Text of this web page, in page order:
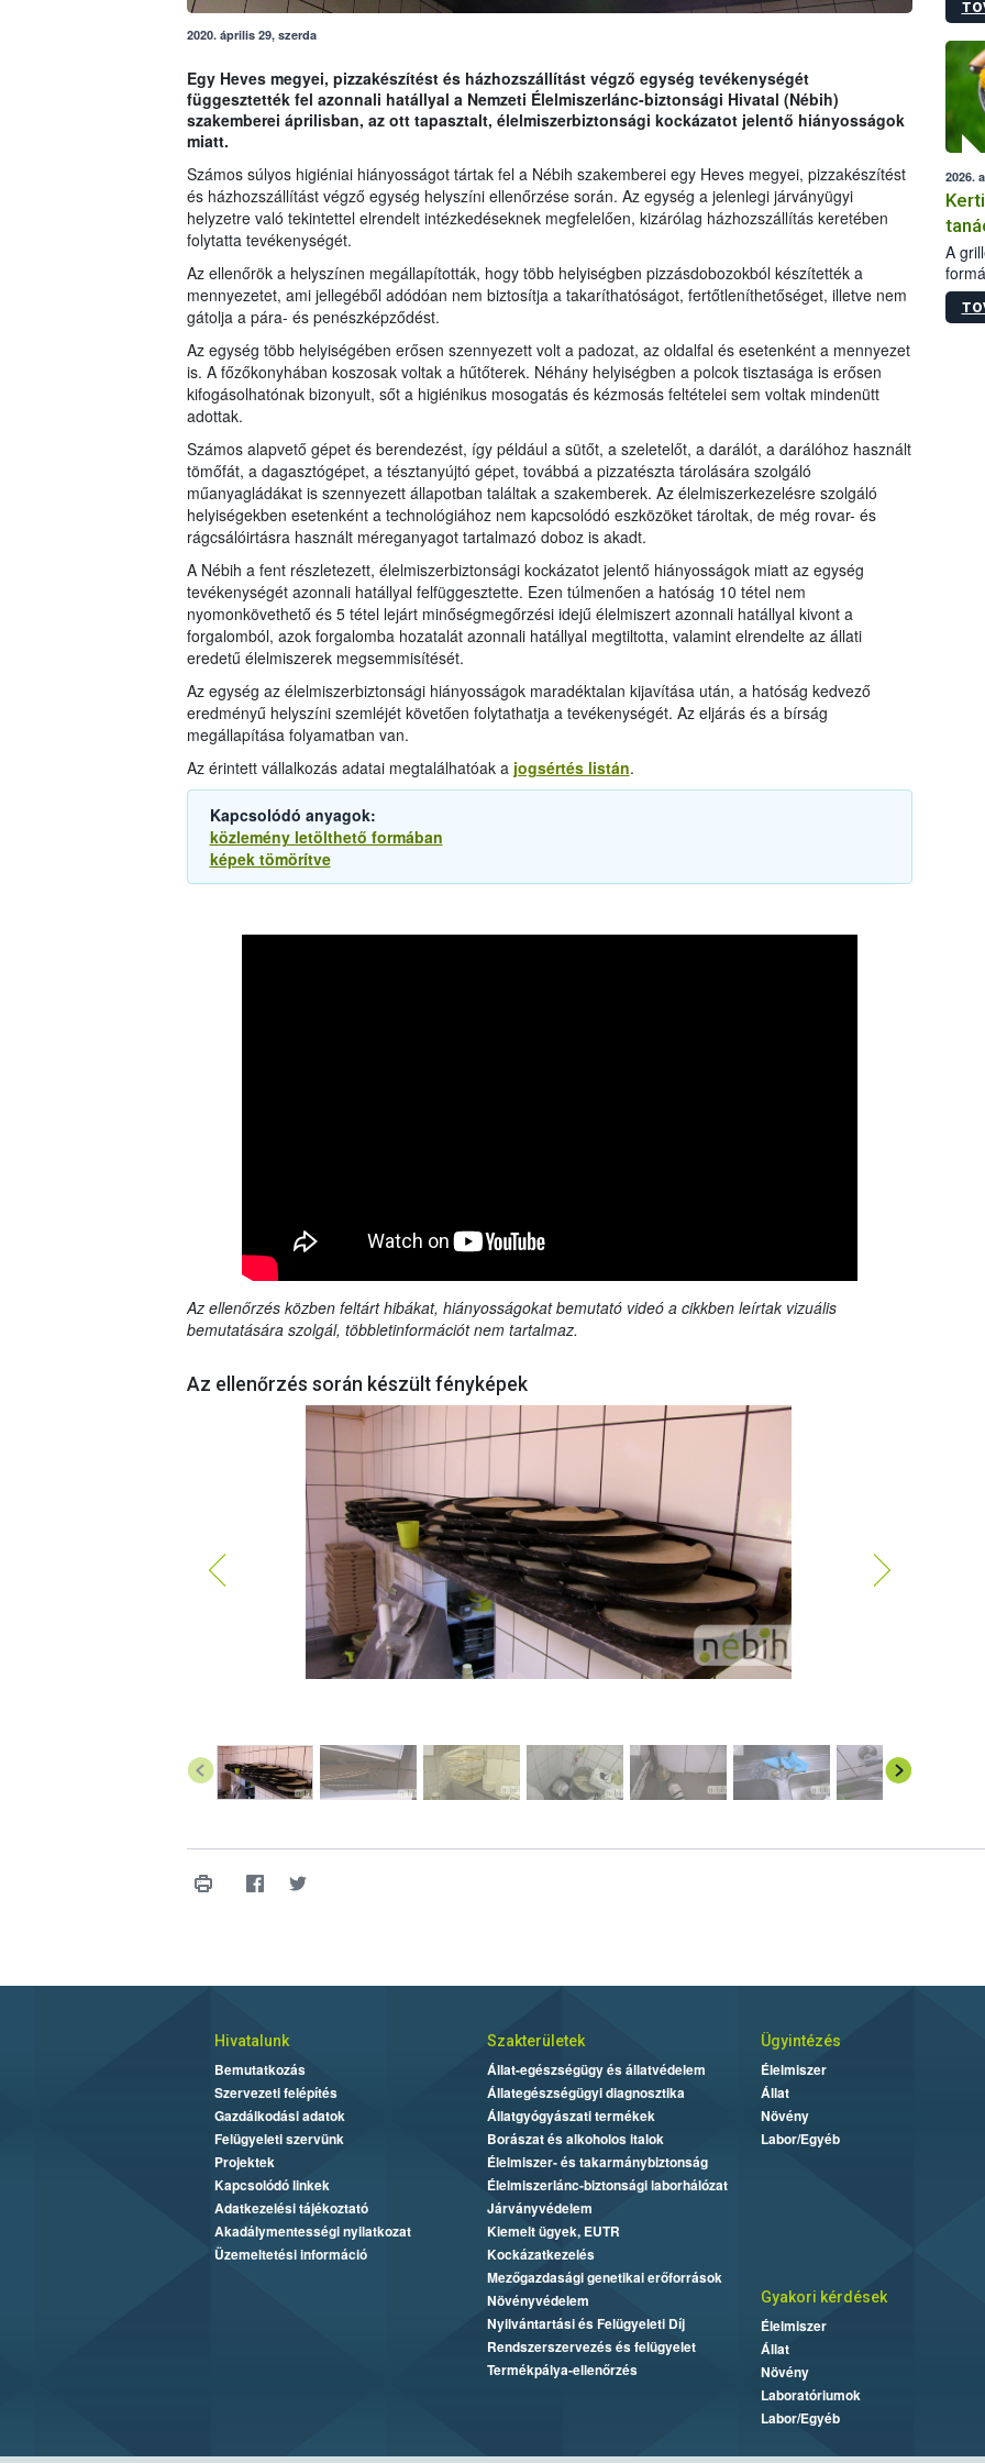
2020. április 29, szerda
Egy Heves megyei, pizzakészítést és házhozszállítást végző egység tevékenységét
függesztették fel azonnali hatállyal a Nemzeti Élelmiszerlánc-biztonsági Hivatal (Nébih)
szakemberei áprilisban, az ott tapasztalt, élelmiszerbiztonsági kockázatot jelentő hiányosságok
miatt.
Számos súlyos higiéniai hiányosságot tártak fel a Nébih szakemberei egy Heves megyei, pizzakészítést
és házhozszállítást végző egység helyszíni ellenőrzése során. Az egység a jelenlegi járványügyi
helyzetre való tekintettel elrendelt intézkedéseknek megfelelően, kizárólag házhozszállítás keretében
folytatta tevékenységét.
Az ellenőrök a helyszínen megállapították, hogy több helyiségben pizzásdobozokból készítették a
mennyezetet, ami jellegéből adódóan nem biztosítja a takaríthatóságot, fertőtleníthetőséget, illetve nem
gátolja a pára- és penészképződést.
Az egység több helyiségében erősen szennyezett volt a padozat, az oldalfal és esetenként a mennyezet
is. A főzőkonyhában koszosak voltak a hűtőterek. Néhány helyiségben a polcok tisztasága is erősen
kifogásolhatónak bizonyult, sőt a higiénikus mosogatás és kézmosás feltételei sem voltak mindenütt
adottak.
Számos alapvető gépet és berendezést, így például a sütőt, a szeletelőt, a darálót, a darálóhoz használt
tömőfát, a dagasztógépet, a tésztanyújtó gépet, továbbá a pizzatészta tárolására szolgáló
műanyagládákat is szennyezett állapotban találtak a szakemberek. Az élelmiszerkezelésre szolgáló
helyiségekben esetenként a technológiához nem kapcsolódó eszközöket tároltak, de még rovar- és
rágcsálóirtásra használt méreganyagot tartalmazó doboz is akadt.
A Nébih a fent részletezett, élelmiszerbiztonsági kockázatot jelentő hiányosságok miatt az egység
tevékenységét azonnali hatállyal felfüggesztette. Ezen túlmenően a hatóság 10 tétel nem
nyomonkövethető és 5 tétel lejárt minőségmegőrzési idejű élelmiszert azonnali hatállyal kivont a
forgalomból, azok forgalomba hozatalát azonnali hatállyal megtiltotta, valamint elrendelte az állati
eredetű élelmiszerek megsemmisítését.
Az egység az élelmiszerbiztonsági hiányosságok maradéktalan kijavítása után, a hatóság kedvező
eredményű helyszíni szemléjét követően folytathatja a tevékenységét. Az eljárás és a bírság
megállapítása folyamatban van.
Az érintett vállalkozás adatai megtalálhatóak a jogsértés listán.
Kapcsolódó anyagok:
közlemény letölthető formában
képek tömörítve
Az ellenőrzés közben feltárt hibákat, hiányosságokat bemutató videó a cikkben leírtak vizuális
bemutatására szolgál, többletinformációt nem tartalmaz.
Az ellenőrzés során készült fényképek
Az
2026.
A
Hivatalunk
Bemutatkozás
Szervezeti felépítés
Gazdálkodási adatok
Felügyeleti szervünk
Projektek
Kapcsolódó linkek
Adatkezelési tájékoztató
Akadálymentességi nyilatkozat
Üzemeltetési információ
Szakterületek
Állat-egészségügy és állatvédelem
Állategészségügyi diagnosztika
Állatgyógyászati termékek
Borászat és alkoholos italok
Élelmiszer- és takarmánybiztonság
Élelmiszerlánc-biztonsági laborhálózat
Járványvédelem
Kiemelt ügyek, EUTR
Kockázatkezelés
Mezőgazdasági genetikai erőforrások
Növényvédelem
Nyilvántartási és Felügyeleti Díj
Rendszerszervezés és felügyelet
Termékpálya-ellenőrzés
Ügyintézés
Élelmiszer
Állat
Növény
Labor/Egyéb
Gyakori kérdések
Élelmiszer
Állat
Növény
Laboratóriumok
Labor/Egyéb